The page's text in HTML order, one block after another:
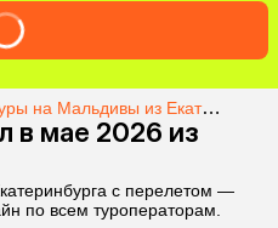
на Мальдивы из Екатеринбурга
в мае 2026 из
с перелетом —
по всем туроператорам.